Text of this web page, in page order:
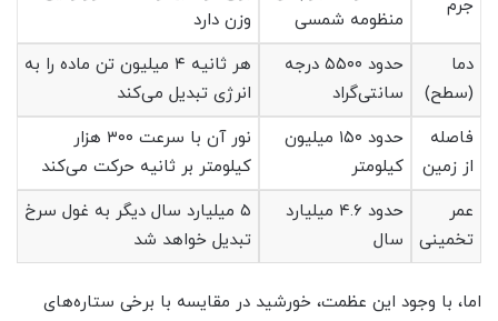
جرم
منظومه شمسی
وزن دارد
دما
(سطح)
حدود ۵۵۰۰ درجه
سانتی‌گراد
هر ثانیه ۴ میلیون تن ماده را به
انرژی تبدیل می‌کند
فاصله
از زمین
حدود ۱۵۰ میلیون
کیلومتر
نور آن با سرعت ۳۰۰ هزار
کیلومتر بر ثانیه حرکت می‌کند
عمر
تخمینی
حدود ۴.۶ میلیارد
سال
۵ میلیارد سال دیگر به غول سرخ
تبدیل خواهد شد
اما، با وجود این عظمت، خورشید در مقایسه با برخی ستاره‌های